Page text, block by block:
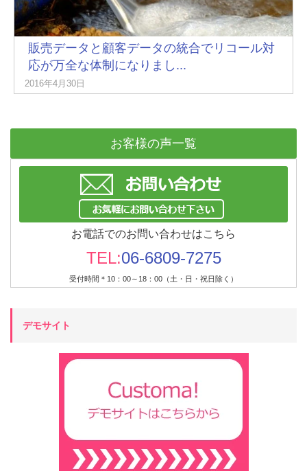
販売データと顧客データの統合でリコール対
応が万全な体制になりまし...
2016年4月30日
お客様の声一覧
お電話でのお問い合わせはこちら
TEL:06-6809-7275
受付時間＊10：00～18：00（土・日・祝日除く）
デモサイト